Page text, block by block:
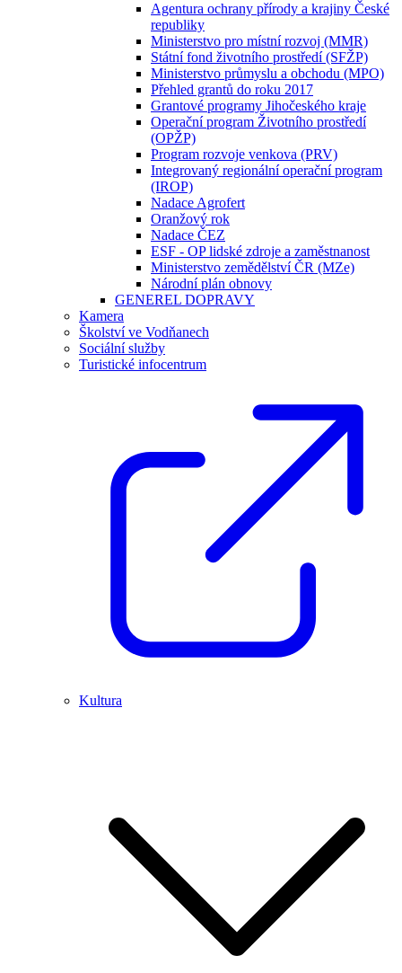
Agentura ochrany přírody a krajiny České
republiky
Ministerstvo pro místní rozvoj (MMR)
Státní fond životního prostředí (SFŽP)
Ministerstvo průmyslu a obchodu (MPO)
Přehled grantů do roku 2017
Grantové programy Jihočeského kraje
Operační program Životního prostředí
(OPŽP)
Program rozvoje venkova (PRV)
Integrovaný regionální operační program
(IROP)
Nadace Agrofert
Oranžový rok
Nadace ČEZ
ESF - OP lidské zdroje a zaměstnanost
Ministerstvo zemědělství ČR (MZe)
Národní plán obnovy
GENEREL DOPRAVY
Kamera
Školství ve Vodňanech
Sociální služby
Turistické infocentrum
Kultura